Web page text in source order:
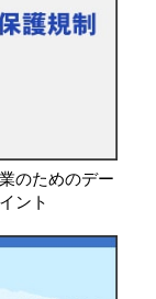
のためのデー
ント